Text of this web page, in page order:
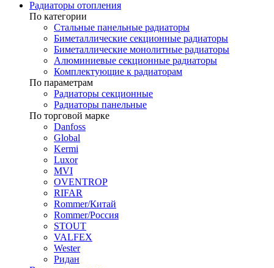
Радиаторы отопления
По категории
Стальные панельные радиаторы
Биметаллические секционные радиаторы
Биметаллические монолитные радиаторы
Алюминиевые секционные радиаторы
Комплектующие к радиаторам
По параметрам
Радиаторы секционные
Радиаторы панельные
По торговой марке
Danfoss
Global
Kermi
Luxor
MVI
OVENTROP
RIFAR​
Rommer/Китай
Rommer/Россия
STOUT
VALFEX
Wester
Ридан